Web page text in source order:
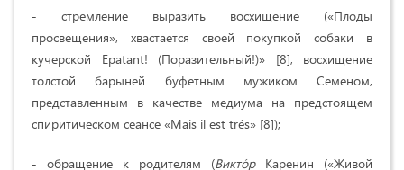
- стремление выразить восхищение («Плоды
просвещения», хвастается своей покупкой собаки в
кучерской Epatant! (Поразительный!)» [8], восхищение
толстой барыней буфетным мужиком Семеном,
представленным в качестве медиума на предстоящем
спиритическом сеансе «Mais il est trés» [8]);
- обращение к родителям (Викто́р Каренин («Живой